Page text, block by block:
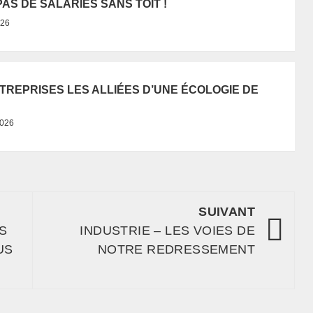
DE SALARIÉS SANS TOIT !
LES ALLIÉES D’UNE ÉCOLOGIE DE
SUIVANT
INDUSTRIE – LES VOIES DE
NOTRE REDRESSEMENT